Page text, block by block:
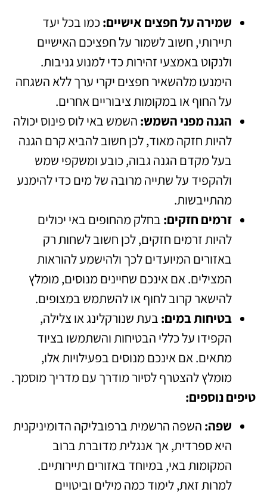
שמירה על חפצים אישיים:כמו בכל יעד
תיירותי, חשוב לשמור על חפציכם האישיים
ולנקוט באמצעי זהירות כדי למנוע גניבות.
הימנעו מלהשאיר חפצים יקרי ערך ללא השגחה
על החוף או במקומות ציבוריים אחרים.
הגנה מפני השמש: השמש באי לוס פינוס יכולה
להיות חזקה מאוד, לכן חשוב להביא קרם הגנה
בעל מקדם הגנה גבוה, כובע ומשקפי שמש
ולהקפיד על שתייה מרובה של מים כדי להימנע
מהתייבשות.
זרמים חזקים: בחלק מהחופים באי יכולים
להיות זרמים חזקים, לכן חשוב לשחות רק
באזורים המיועדים לכך ולהישמע להוראות
המצילים. אם אינכם שחיינים מנוסים, מומלץ
להישאר קרוב לחוף או להשתמש במצופים.
בטיחות במים: בעת שנורקלינג או צלילה,
הקפידו על כללי הבטיחות והשתמשו בציוד
מתאים. אם אינכם מנוסים בפעילויות אלו,
מומלץ להצטרף לסיור מודרך עם מדריך מוסמך.
טיפים נוספים:
שפה: השפה הרשמית ברפובליקה הדומיניקנית
היא ספרדית, אך אנגלית מדוברת ברוב
המקומות באי, במיוחד באזורים תיירותיים.
למרות זאת, לימוד כמה מילים וביטויים